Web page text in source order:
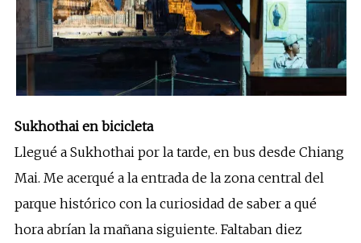
Sukhothai en bicicleta
Llegué a Sukhothai por la tarde, en bus desde Chiang
Mai. Me acerqué a la entrada de la zona central del
parque histórico con la curiosidad de saber a qué
hora abrían la mañana siguiente. Faltaban diez